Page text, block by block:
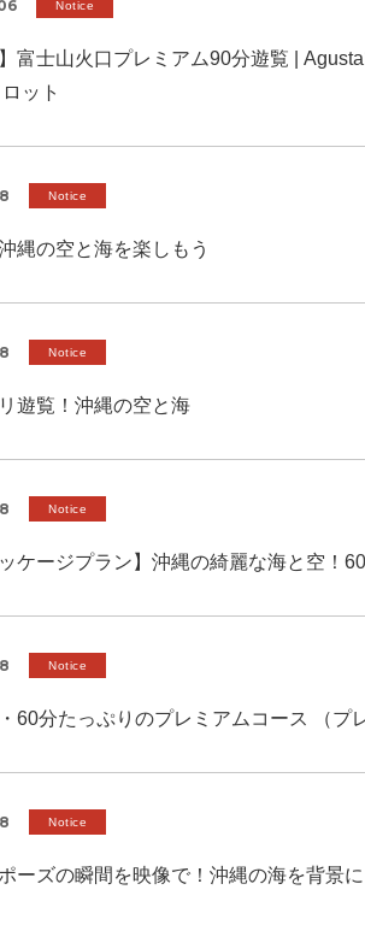
Notice
】富士山火口プレミアム90分遊覧 |
ット
Notice
縄の空と海を楽しもう
Notice
遊覧！沖縄の空と海
Notice
ッケージプラン】沖縄の綺麗な海と空！
Notice
60分たっぷりのプレミアムコース （プ
Notice
ーズの瞬間を映像で！沖縄の海を背景に